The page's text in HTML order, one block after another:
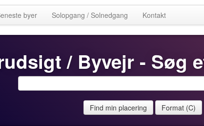
byer Solopgang / Solnedgang Kontakt
/ Byvejr - Søg
Find min placering Format (C)